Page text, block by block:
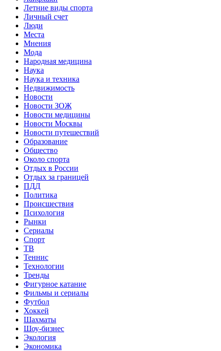
Летние виды спорта
Личный счет
Люди
Места
Мнения
Мода
Народная медицина
Наука
Наука и техника
Недвижимость
Новости
Новости ЗОЖ
Новости медицины
Новости Москвы
Новости путешествий
Образование
Общество
Около спорта
Отдых в России
Отдых за границей
ПДД
Политика
Происшествия
Психология
Рынки
Сериалы
Спорт
ТВ
Теннис
Технологии
Тренды
Фигурное катание
Фильмы и сериалы
Футбол
Хоккей
Шахматы
Шоу-бизнес
Экология
Экономика